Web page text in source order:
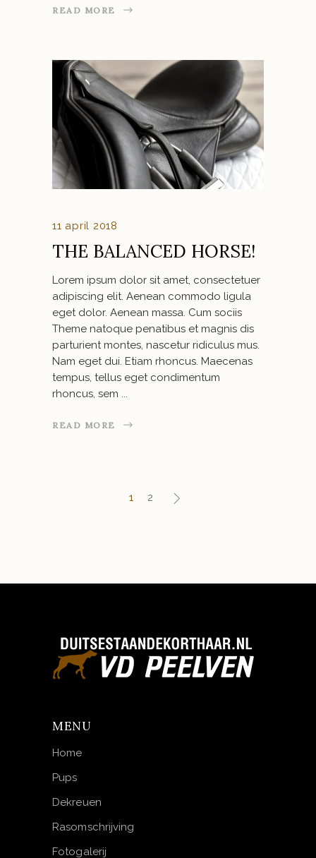
READ MORE
11 april 2018
THE BALANCED HORSE!
Lorem ipsum dolor sit amet, consectetuer
adipiscing elit. Aenean commodo ligula
eget dolor. Aenean massa. Cum sociis
Theme natoque penatibus et magnis dis
parturient montes, nascetur ridiculus mus.
Nam eget dui. Etiam rhoncus. Maecenas
tempus, tellus eget condimentum
rhoncus, sem
READ MORE
1 2
MENU
Home
Pups
Dekreuen
Rasomschrijving
Fotogalerij